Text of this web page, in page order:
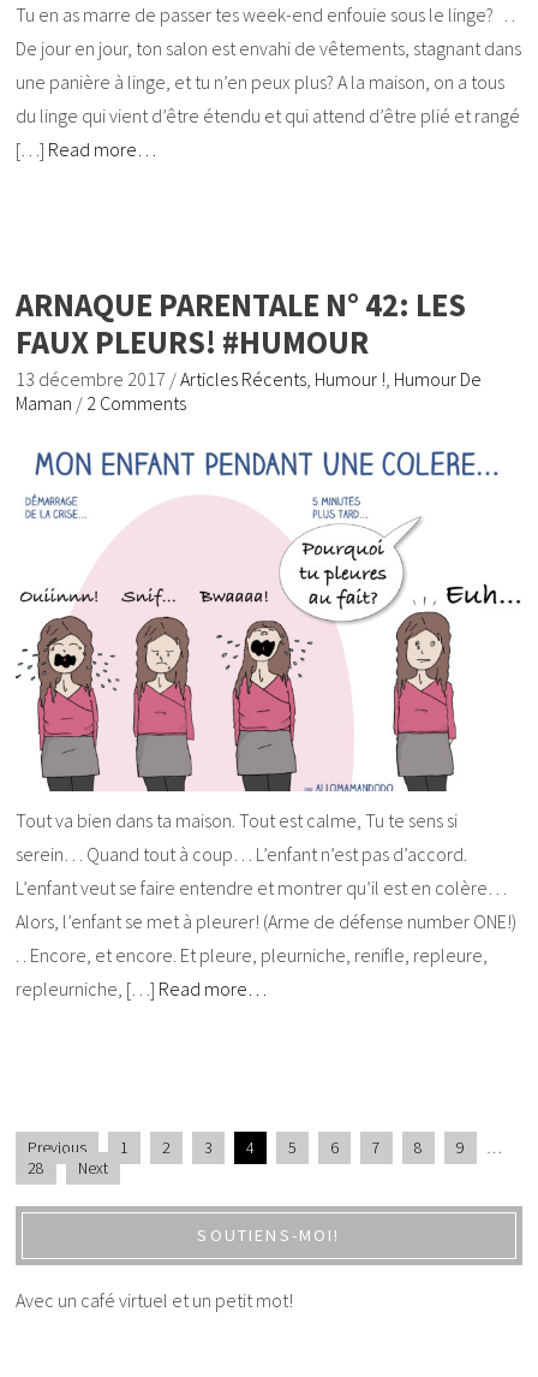
Tu en as marre de passer tes week-end enfouie sous le linge? . .
De jour en jour, ton salon est envahi de vêtements, stagnant dans
une panière à linge, et tu n’en peux plus? A la maison, on a tous
du linge qui vient d’être étendu et qui attend d’être plié et rangé
[…] Read more…
ARNAQUE PARENTALE N° 42: LES
FAUX PLEURS! #HUMOUR
13 décembre 2017 /Articles Récents Humour ! Humour De
Maman / 2 Comments
Tout va bien dans ta maison. Tout est calme, Tu te sens si
serein… Quand tout à coup… L’enfant n’est pas d’accord.
L’enfant veut se faire entendre et montrer qu’il est en colère…
Alors, l’enfant se met à pleurer! (Arme de défense number ONE!)
. . Encore, et encore. Et pleure, pleurniche, renifle, repleure,
repleurniche, […] Read more…
Previous 1 2 3 4 5 6 7 8 9
…
28
Next
SOUTIENS-MOI!
Avec un café virtuel et un petit mot!